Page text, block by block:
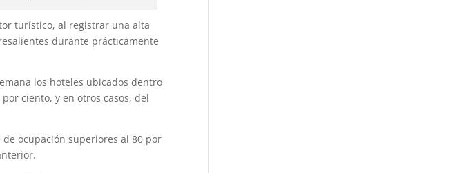
turístico, al registrar una alta
durante prácticamente
los hoteles ubicados dentro
ciento, y en otros casos, del
ocupación superiores al 80 por